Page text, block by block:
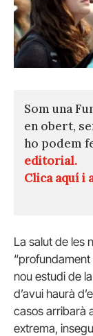
Som una
en obert,
ho podem
editorial.
Clica aquí i
La salut de les
nou estudi de
d’avui haurà
casos arribarà
extrema,